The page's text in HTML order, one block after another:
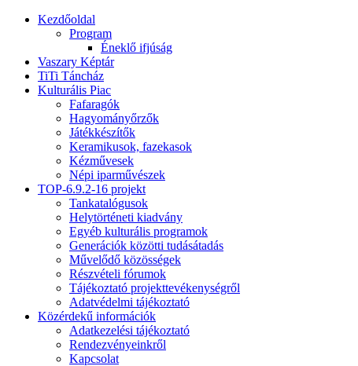
Kezdőoldal
Program
Éneklő ifjúság
Vaszary Képtár
TiTi Táncház
Kulturális Piac
Fafaragók
Hagyományőrzők
Játékkészítők
Keramikusok, fazekasok
Kézművesek
Népi iparművészek
TOP-6.9.2-16 projekt
Tankatalógusok
Helytörténeti kiadvány
Egyéb kulturális programok
Generációk közötti tudásátadás
Művelődő közösségek
Részvételi fórumok
Tájékoztató projekttevékenységről
Adatvédelmi tájékoztató
Közérdekű információk
Adatkezelési tájékoztató
Rendezvényeinkről
Kapcsolat